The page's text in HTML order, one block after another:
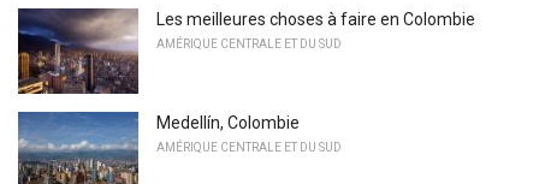
Les meilleures choses à faire en Colombie
AMÉRIQUE CENTRALE ET DU SUD
Medellín, Colombie
AMÉRIQUE CENTRALE ET DU SUD